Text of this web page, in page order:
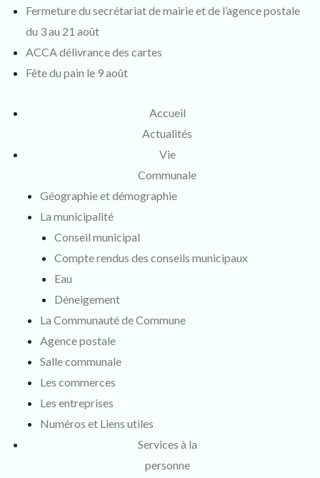
Fermeture du secrétariat de mairie et de l’agence postale
du 3 au 21 août
ACCA délivrance des cartes
Fête du pain le 9 août
Accueil
Actualités
Vie
Communale
Géographie et démographie
La municipalité
Conseil municipal
Compte rendus des conseils municipaux
Eau
Déneigement
La Communauté de Commune
Agence postale
Salle communale
Les commerces
Les entreprises
Numéros et Liens utiles
Services à la
personne